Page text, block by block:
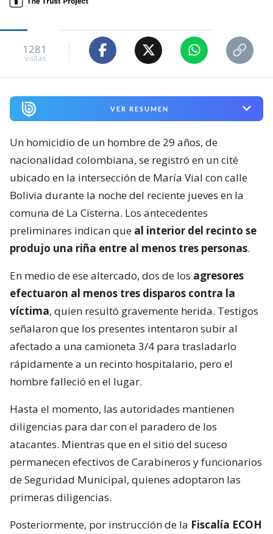
1281
visitas
VER RESUMEN
Un homicidio de un hombre de 29 años, de
nacionalidad colombiana, se registró en un cité
ubicado en la intersección de María Vial con calle
Bolivia durante la noche del reciente jueves en la
comuna de La Cisterna. Los antecedentes
preliminares indican que al interior del recinto se
produjo una riña entre al menos tres personas.
En medio de ese altercado, dos de los agresores
efectuaron al menos tres disparos contra la
víctima, quien resultó gravemente herida. Testigos
señalaron que los presentes intentaron subir al
afectado a una camioneta 3/4 para trasladarlo
rápidamente a un recinto hospitalario, pero el
hombre falleció en el lugar.
Hasta el momento, las autoridades mantienen
diligencias para dar con el paradero de los
atacantes. Mientras que en el sitio del suceso
permanecen efectivos de Carabineros y funcionarios
de Seguridad Municipal, quienes adoptaron las
primeras diligencias.
Posteriormente, por instrucción de la Fiscalía ECOH